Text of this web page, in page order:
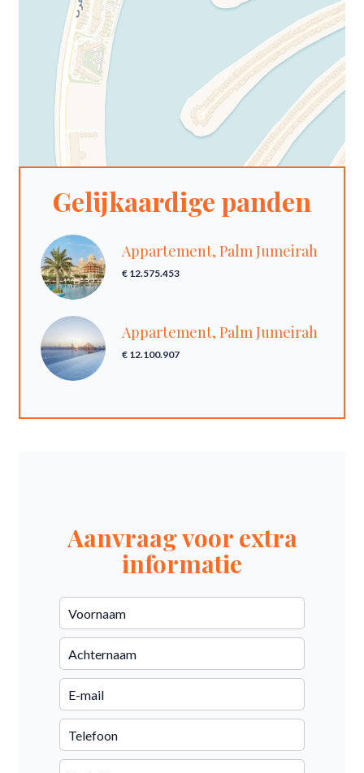
Gelijkaardige panden
Appartement, Palm Jumeirah
€ 12.575.453
Appartement, Palm Jumeirah
€ 12.100.907
Aanvraag voor extra
informatie